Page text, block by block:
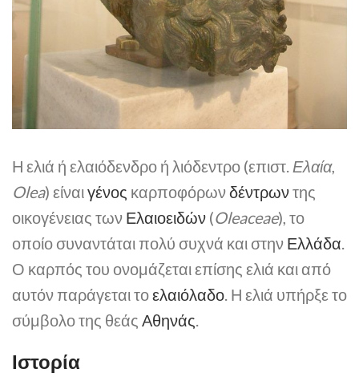
Η ελιά ή ελαιόδενδρο ή λιόδεντρο (επιστ. Ελαία,
Olea) είναι γένος καρποφόρωνδέντρωντης
οικογένειας των Ελαιοειδών (Oleaceae), το
οποίο συναντάται πολύ συχνά και στην Ελλάδα
Ο καρπός του ονομάζεται επίσης ελιά και από
αυτόν παράγεται τοελαιόλαδο . Η ελιά υπήρξε το
σύμβολο της θεάς Αθηνάς
Ιστορία